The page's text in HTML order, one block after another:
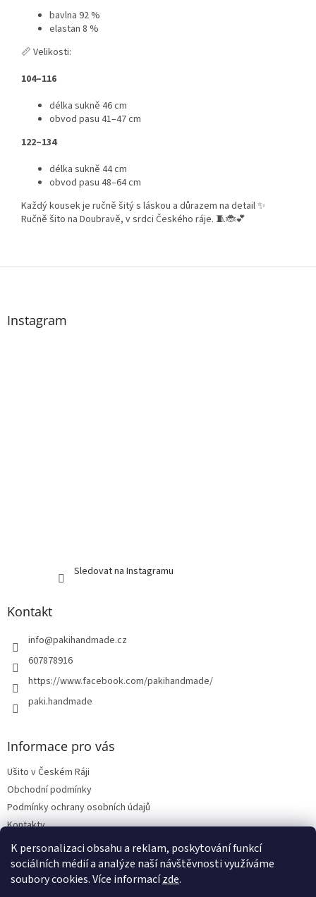
K personalizaci obsahu a reklam, poskytování funkcí
sociálních médií a analýze naší návštěvnosti využíváme
soubory cookies. Více informacízde.
bavlna 92 %
elastan 8 %
📏 Velikosti:
104–116
délka sukně 46 cm
obvod pasu 41–47 cm
122–134
délka sukně 44 cm
obvod pasu 48–64 cm
Každý kousek je ručně šitý s láskou a důrazem na detail ✨
Ručně šito na Doubravě, v srdci Českého ráje. 🧵🐞💕
Z
Instagram
Sledovat na Instagramu
Kontakt
info@pakihandmade.cz
607878916
https://www.facebook.com/pakihandmade/
paki.handmade
Informace pro vás
Ušito v Českém Ráji
Obchodní podmínky
Podmínky ochrany osobních údajů
Kontakty
Vrácení zboží, reklamace